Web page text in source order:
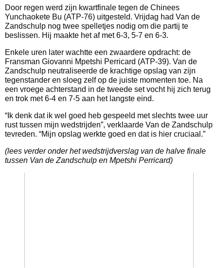
Door regen werd zijn kwartfinale tegen de Chinees
Yunchaokete Bu (ATP-76) uitgesteld. Vrijdag had Van de
Zandschulp nog twee spelletjes nodig om die partij te
beslissen. Hij maakte het af met 6-3, 5-7 en 6-3.
Enkele uren later wachtte een zwaardere opdracht: de
Fransman Giovanni Mpetshi Perricard (ATP-39). Van de
Zandschulp neutraliseerde de krachtige opslag van zijn
tegenstander en sloeg zelf op de juiste momenten toe. Na
een vroege achterstand in de tweede set vocht hij zich terug
en trok met 6-4 en 7-5 aan het langste eind.
“Ik denk dat ik wel goed heb gespeeld met slechts twee uur
rust tussen mijn wedstrijden”, verklaarde Van de Zandschulp
tevreden. “Mijn opslag werkte goed en dat is hier cruciaal.”
(lees verder onder het wedstrijdverslag van de halve finale
tussen Van de Zandschulp en Mpetshi Perricard)